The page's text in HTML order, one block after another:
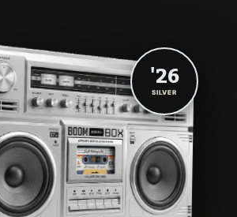
'26
SILVER